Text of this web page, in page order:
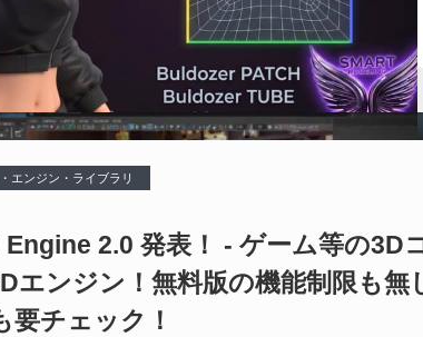
エンジン・ライブラリ
2.0 発表！ - ゲーム等の3D
エンジン！無料版の機能制限も無
要チェック！